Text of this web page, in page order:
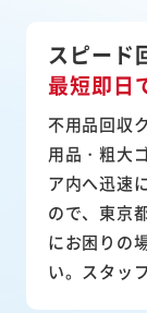
スピード
最短即日
不用品回収
用品・粗大
ア内へ迅速
ので、東京
にお困りの
い。スタッ